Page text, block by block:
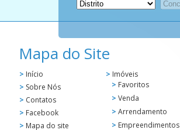
Mapa do Site
> Início
> Sobre Nós
> Contatos
> Facebook
> Mapa do site
> Imóveis
> Favoritos
> Venda
> Arrendamento
> Empreendimentos